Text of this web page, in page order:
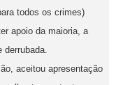
todos os crimes)
apoio da maioria, a
derrubada.
aceitou apresentação